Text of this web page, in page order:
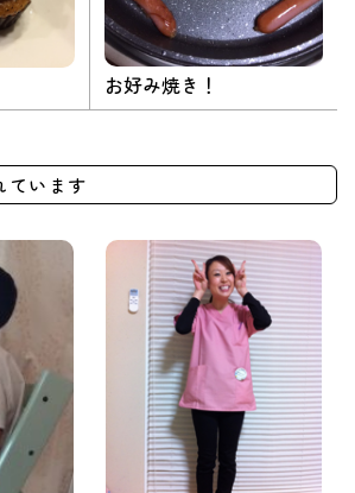
お好み焼き！
ています